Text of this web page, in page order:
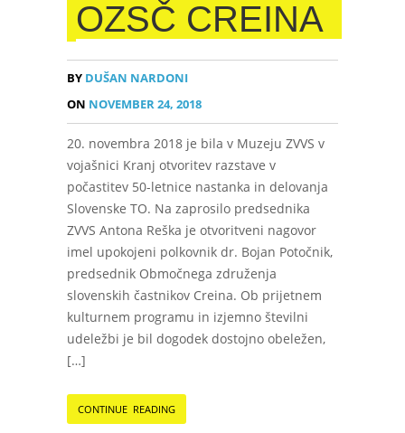
OZSČ CREINA
BY DUŠAN NARDONI
ON NOVEMBER 24, 2018
20. novembra 2018 je bila v Muzeju ZVVS v
vojašnici Kranj otvoritev razstave v
počastitev 50-letnice nastanka in delovanja
Slovenske TO. Na zaprosilo predsednika
ZVVS Antona Reška je otvoritveni nagovor
imel upokojeni polkovnik dr. Bojan Potočnik,
predsednik Območnega združenja
slovenskih častnikov Creina. Ob prijetnem
kulturnem programu in izjemno številni
udeležbi je bil dogodek dostojno obeležen,
[…]
CONTINUE READING